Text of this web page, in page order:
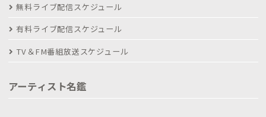
無料ライブ配信スケジュール
有料ライブ配信スケジュール
TV＆FM番組放送スケジュール
アーティスト名鑑